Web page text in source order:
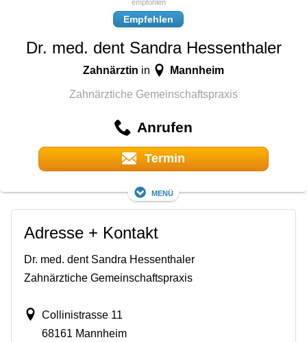
Empfehlen
Dr. med. dent Sandra Hessenthaler
Zahnärztin in Mannheim
Zahnärztiche Gemeinschaftspraxis
Anrufen
Termin
Menü
Adresse + Kontakt
Dr. med. dent Sandra Hessenthaler
Zahnärztiche Gemeinschaftspraxis
Collinistrasse 11
68161 Mannheim